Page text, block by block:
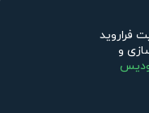
فراروید
و